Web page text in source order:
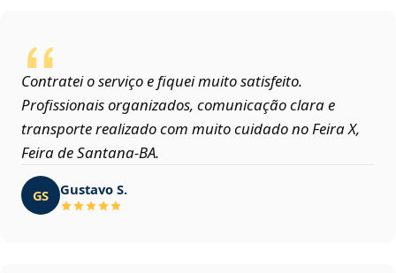
Contratei o serviço e fiquei muito satisfeito.
Profissionais organizados, comunicação clara e
transporte realizado com muito cuidado no Feira X,
Feira de Santana‑BA.
GS Gustavo S.